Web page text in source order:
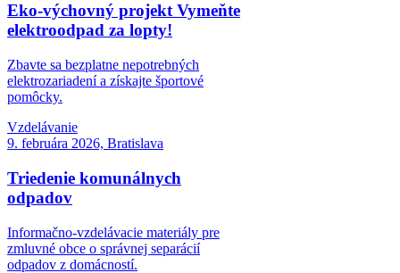
Eko-výchovný projekt Vymeňte
elektroodpad za lopty!
Zbavte sa bezplatne nepotrebných
elektrozariadení a získajte športové
pomôcky.
Vzdelávanie
9. februára 2026, Bratislava
Triedenie komunálnych
odpadov
Informačno-vzdelávacie materiály pre
zmluvné obce o správnej separácií
odpadov z domácností.